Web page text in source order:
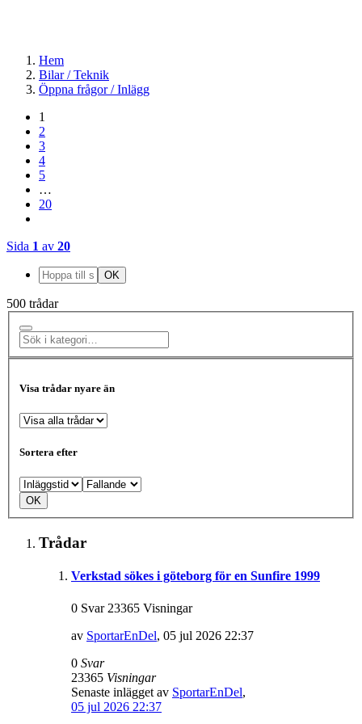
Hem
Bilar / Teknik
Öppna frågor / Inlägg
1
2
3
4
5
…
20
Sida 1 av 20
500 trådar
Visa trådar nyare än
Sortera efter
Trådar
Verkstad sökes i göteborg för en Sunfire 1999
0 Svar 23365 Visningar
av SportarEnDel, 05 jul 2026 22:37
0 Svar
23365 Visningar
Senaste inlägget av SportarEnDel,
05 jul 2026 22:37